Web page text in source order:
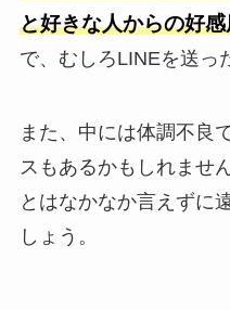
と好きな人からの好
で、むしろLINEを送っ
また、中には体調不良
スもあるかもしれませ
とはなかなか言えずに
しょう。